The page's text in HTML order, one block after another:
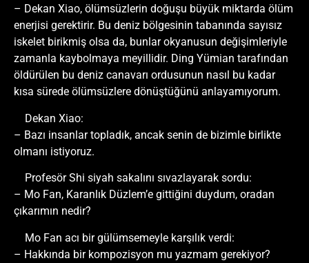
– Dekan Xiao, ölümsüzlerin doğuşu büyük miktarda ölüm
enerjisi gerektirir. Bu deniz bölgesinin tabanında sayısız
iskelet birikmiş olsa da, bunlar okyanusun değişimleriyle
zamanla kaybolmaya meyillidir. Ding Yümian tarafından
öldürülen bu deniz canavarı ordusunun nasıl bu kadar
kısa sürede ölümsüzlere dönüştüğünü anlayamıyorum.
Dekan Xiao:
– Bazı insanlar topladık, ancak senin de bizimle birlikte
olmanı istiyoruz.
Profesör Shi siyah sakalını sıvazlayarak sordu:
– Mo Fan, Karanlık Düzlem’e gittiğini duydum, oradan
çıkarımın nedir?
Mo Fan acı bir gülümsemeyle karşılık verdi:
– Hakkında bir kompozisyon mu yazmam gerekiyor?